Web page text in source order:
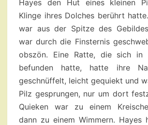
Hayes den Hut eines kleinen
Klinge ihres Dolches berührt
war aus der Spitze des
war durch die Finsternis
obszön. Eine Ratte, die sich in
befunden hatte, hatte ihre
geschnüffelt, leicht gequiekt und
Pilz gesprungen, nur um dort
Quieken war zu einem
dann zu einem Wimmern. Hayes